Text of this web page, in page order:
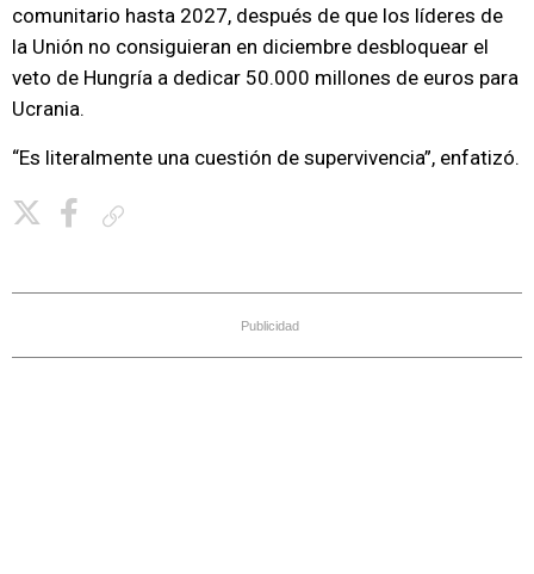
comunitario hasta 2027, después de que los líderes de
la Unión no consiguieran en diciembre desbloquear el
veto de Hungría a dedicar 50.000 millones de euros para
Ucrania.
“Es literalmente una cuestión de supervivencia”, enfatizó.
Publicidad